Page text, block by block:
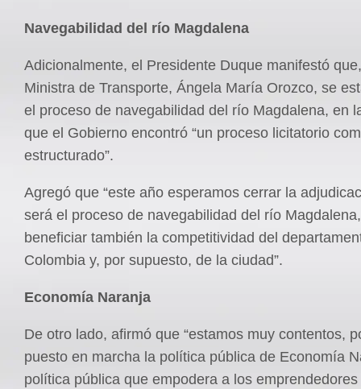
Navegabilidad del río Magdalena
Adicionalmente, el Presidente Duque manifestó
Ministra de Transporte, Ángela María Orozco, se
el proceso de navegabilidad del río Magdalena, en
que el Gobierno encontró “un proceso licitatorio
estructurado”.
Agregó que “este año esperamos cerrar la
será el proceso de navegabilidad del río
beneficiar también la competitividad del
Colombia y, por supuesto, de la ciudad”.
Economía Naranja
De otro lado, afirmó que “estamos muy contentos,
puesto en marcha la política pública de Economía
política pública que empodera a los